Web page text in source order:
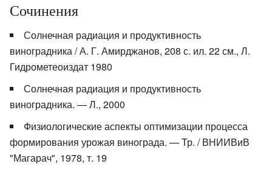
Сочинения
Солнечная радиация и продуктивность
виноградника / А. Г. Амирджанов, 208 с. ил. 22 см., Л.
Гидрометеоиздат 1980
Солнечная радиация и продуктивность
виноградника. — Л., 2000
Физиологические аспекты оптимизации процесса
формирования урожая винограда. — Тр. / ВНИИВиВ
"Магарач", 1978, т. 19